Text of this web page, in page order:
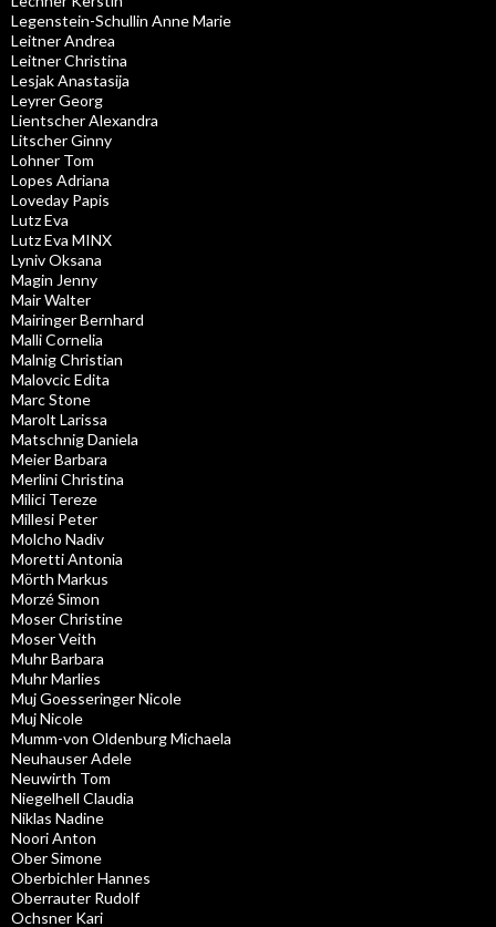
Legenstein-Schullin Anne Marie
Leitner Andrea
Leitner Christina
Lesjak Anastasija
Leyrer Georg
Lientscher Alexandra
Litscher Ginny
Lohner Tom
Lopes Adriana
Loveday Papis
Lutz Eva
Lutz Eva MINX
Lyniv Oksana
Magin Jenny
Mair Walter
Mairinger Bernhard
Malli Cornelia
Malnig Christian
Malovcic Edita
Marc Stone
Marolt Larissa
Matschnig Daniela
Meier Barbara
Merlini Christina
Milici Tereze
Millesi Peter
Molcho Nadiv
Moretti Antonia
Mörth Markus
Morzé Simon
Moser Christine
Moser Veith
Muhr Barbara
Muhr Marlies
Muj Goesseringer Nicole
Muj Nicole
Mumm-von Oldenburg Michaela
Neuhauser Adele
Neuwirth Tom
Niegelhell Claudia
Niklas Nadine
Noori Anton
Ober Simone
Oberbichler Hannes
Oberrauter Rudolf
Ochsner Kari